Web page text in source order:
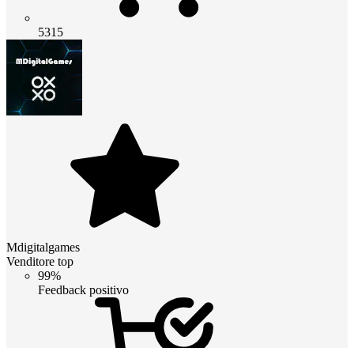
5315
Mdigitalgames
Venditore top
99%
Feedback positivo